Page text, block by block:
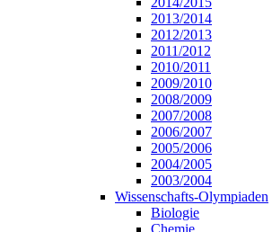
2013/2014
2012/2013
2011/2012
2010/2011
2009/2010
2008/2009
2007/2008
2006/2007
2005/2006
2004/2005
2003/2004
Wissenschafts-Olympiaden
Biologie